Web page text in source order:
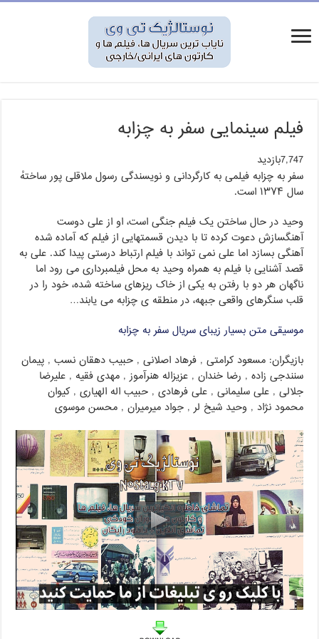
فیلم سینمایی سفر به چزابه
7,747بازدید
سفر به چزابه فیلمی به کارگردانی و نویسندگی رسول ملاقلی پور ساختهٔ
سال ۱۳۷۴ است.
وحید در حال ساختن یک فیلم جنگی است، او از علی دوست
آهنگسازش دعوت کرده تا با دیدن قسمتهایی از فیلم که آماده شده
آهنگی بسازد اما علی نمی تواند با فیلم ارتباط درستی پیدا کند. علی به
قصد آشنایی با فیلم به همراه وحید به محل فیلمبرداری می رود اما
ناگهان هر دو با رفتن به یکی از خاک ریزهای ساخته شده، خود را در
قلب سنگرهای واقعی جبهه، در منطقه ی چزابه می یابند…
موسیقی متن بسیار زیبای سریال سفر به چزابه
بازیگران: مسعود کرامتی , فرهاد اصلانی , حبیب دهقان نسب , پیمان
سنندجی زاده , رضا خندان , عزیزاله هنرآموز , مهدی فقیه , علیرضا
جلالی , علی سلیمانی , علی فرهادی , حبیب اله الهیاری , کیوان
محمود نژاد , وحید شیخ لر , جواد میرمیران , محسن موسوی